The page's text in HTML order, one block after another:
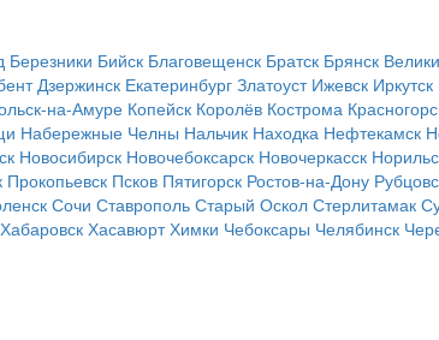
Березники Бийск Благовещенск Братск Брянск
Дзержинск Екатеринбург Златоуст Ижевск Иркутск
на-Амуре Копейск Королёв Кострома
Набережные Челны Нальчик Находка Нефтекамск
Новосибирск Новочебоксарск Новочеркасск
Прокопьевск Псков Пятигорск Ростов-на-Дону
Сочи Ставрополь Старый Оскол Стерлитамак
Хабаровск Хасавюрт Химки Чебоксары Челябинск